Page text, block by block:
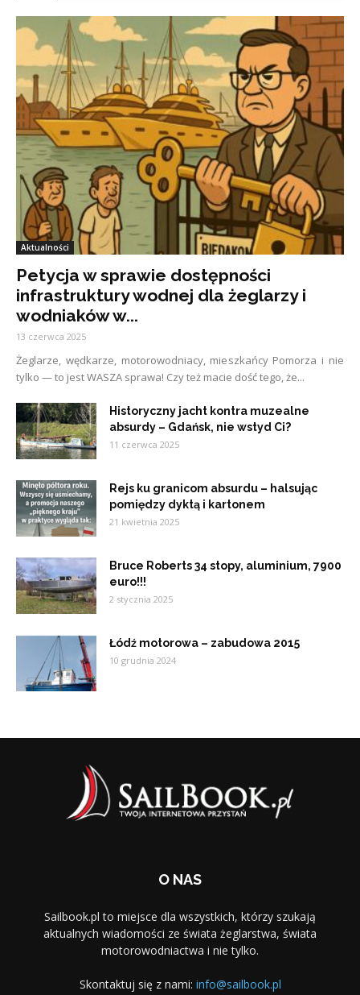
Aktualności
Petycja w sprawie dostępności
infrastruktury wodnej dla żeglarzy i
wodniaków w...
13 czerwca 2025
Żeglarze, wędkarze, motorowodniacy, mieszkańcy Pomorza i nie
tylko — to jest WASZA sprawa! Czy też macie dość tego, że...
Historyczny jacht kontra muzealne
absurdy – Gdańsk, nie wstyd Ci?
11 czerwca 2025
Rejs ku granicom absurdu – halsując
pomiędzy dyktą i kartonem
21 kwietnia 2025
Bruce Roberts 34 stopy, aluminium, 7900
euro!!!
2 stycznia 2025
Łódź motorowa – zabudowa 2015
10 grudnia 2024
O NAS
Sailbook.pl to miejsce dla wszystkich, którzy szukają
aktualnych wiadomości ze świata żeglarstwa, świata
motorowodniactwa i nie tylko.
Skontaktuj się z nami: info@sailbook.pl